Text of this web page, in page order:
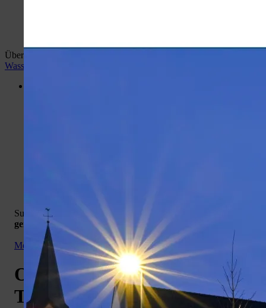
Überblick:
Wasser Welt
Suchergebnis: 0 - 30
von 92 | für Suche '
genießen
Menü: wiehl.de Veranstaltungen
OASe: "Wenn Pflege zum
Thema wird...." Wiehl